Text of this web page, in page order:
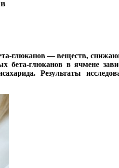
глюканов — веществ,
глюканов в ячмене
Результаты